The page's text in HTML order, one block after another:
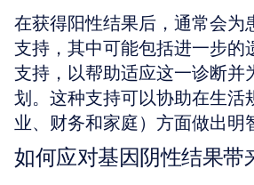
在获得阳性结果后，通常会为
支持，其中可能包括进一步的
支持，以帮助适应这一诊断并
划。这种支持可以协助在生活
业、财务和家庭）方面做出明
如何应对基因阴性结果带